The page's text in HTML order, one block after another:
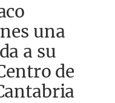
una
a su
de